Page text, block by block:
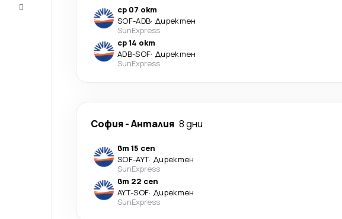
ср 07 окт
SOF-ADB· Директен
SunExpress
ср 14 окт
ADB-SOF· Директен
SunExpress
София-Анталия 8 дни
вт 15 сеп
SOF-AYT· Директен
SunExpress
вт 22 сеп
AYT-SOF· Директен
SunExpress